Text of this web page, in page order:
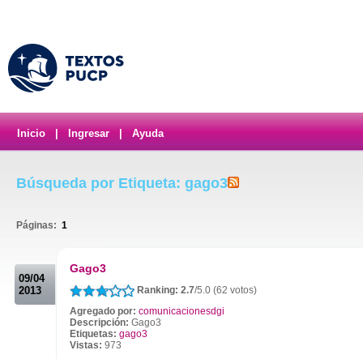
Inicio Ingresar Ayuda
Búsqueda por Etiqueta: gago3
Páginas: 1
09/04
2013
Gago3
Ranking: 2.7/5.0 (62 votos)
Agregado por: comunicacionesdgi
Descripción: Gago3
Etiquetas: gago3
Vistas: 973